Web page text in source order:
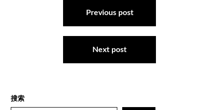
Previous post
Next post
搜索